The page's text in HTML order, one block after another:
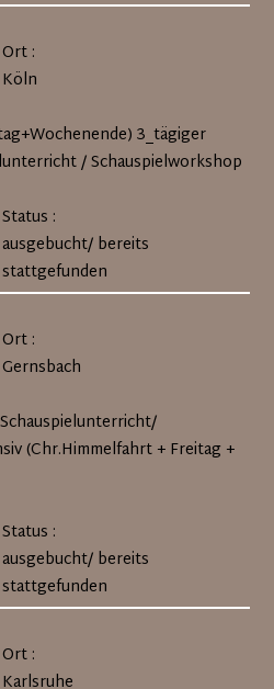
Ort :
Köln
3_tägiger
/ Schauspielworkshop
Status :
ausgebucht/ bereits
stattgefunden
Ort :
Gernsbach
(Chr.Himmelfahrt + Freitag +
Status :
ausgebucht/ bereits
stattgefunden
Ort :
Karlsruhe